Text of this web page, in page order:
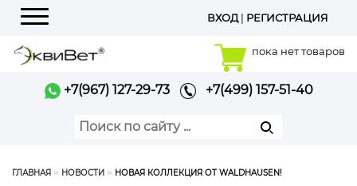
Меню
ВХОД| РЕГИСТРАЦИЯ
пока нет товаров
+7(967) 127-29-73 +7(499) 157-51-40
ГЛАВНАЯ НОВОСТИ НОВАЯ КОЛЛЕКЦИЯ ОТ WALDHAUSEN!